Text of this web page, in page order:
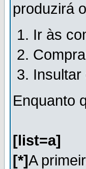
produzirá
Ir às
Enquanto
[list=a]
[*]A